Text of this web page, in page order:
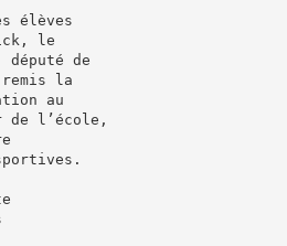
élèves
le
de
remis la
au
de l’école,